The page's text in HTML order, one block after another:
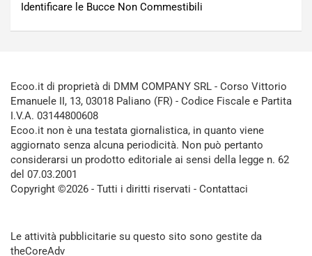
Identificare le Bucce Non Commestibili
Ecoo.it di proprietà di DMM COMPANY SRL - Corso Vittorio
Emanuele II, 13, 03018 Paliano (FR) - Codice Fiscale e Partita
I.V.A. 03144800608
Ecoo.it non è una testata giornalistica, in quanto viene
aggiornato senza alcuna periodicità. Non può pertanto
considerarsi un prodotto editoriale ai sensi della legge n. 62
del 07.03.2001
Copyright ©2026 - Tutti i diritti riservati - Contattaci
Le attività pubblicitarie su questo sito sono gestite da
theCoreAdv